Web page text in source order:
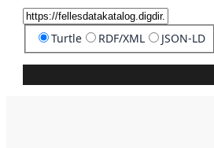
Turtle RDF/XML JSON-LD